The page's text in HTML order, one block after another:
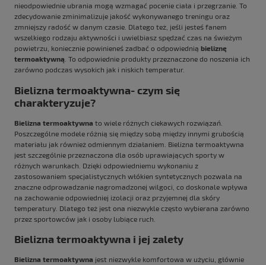
nieodpowiednie ubrania mogą wzmagać pocenie ciała i przegrzanie. To
zdecydowanie zminimalizuje jakość wykonywanego treningu oraz
zmniejszy radość w danym czasie. Dlatego też, jeśli jesteś fanem
wszelkiego rodzaju aktywności i uwielbiasz spędzać czas na świeżym
powietrzu, koniecznie powinieneś zadbać o odpowiednią bieliznę
termoaktywną . To odpowiednie produkty przeznaczone do noszenia ich
zarówno podczas wysokich jak i niskich temperatur.
Bielizna termoaktywna- czym się
charakteryzuje?
Bielizna termoaktywna to wiele różnych ciekawych rozwiązań.
Poszczególne modele różnią się między sobą między innymi grubością
materiału jak również odmiennym działaniem. Bielizna termoaktywna
jest szczególnie przeznaczona dla osób uprawiających sporty w
różnych warunkach. Dzięki odpowiedniemu wykonaniu z
zastosowaniem specjalistycznych włókien syntetycznych pozwala na
znaczne odprowadzanie nagromadzonej wilgoci, co doskonale wpływa
na zachowanie odpowiedniej izolacji oraz przyjemnej dla skóry
temperatury. Dlatego też jest ona niezwykle często wybierana zarówno
przez sportowców jak i osoby lubiące ruch.
Bielizna termoaktywna i jej zalety
Bielizna termoaktywna jest niezwykle komfortowa w użyciu, głównie